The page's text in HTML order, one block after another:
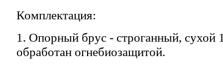
Комплектация:
1. Опорный брус - строганный, сухой
обработан огнебиозащитой.